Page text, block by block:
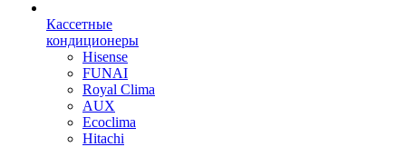
Кассетные
кондиционеры
Hisense
FUNAI
Royal Clima
AUX
Ecoclima
Hitachi